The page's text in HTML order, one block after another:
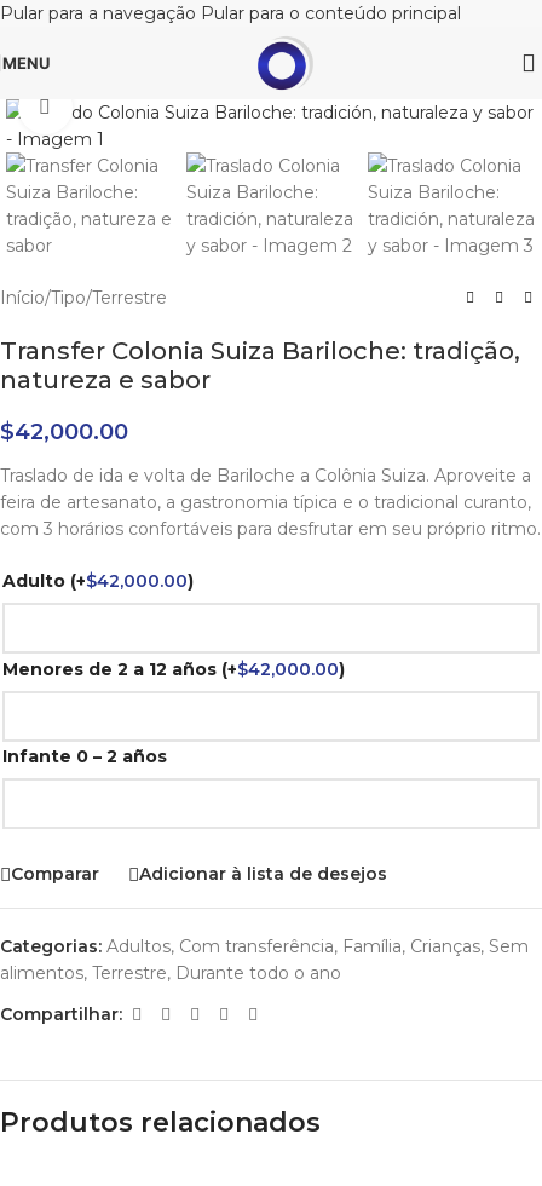
Pular para a navegação Pular para o conteúdo principal
MENU
Clique para ampliar
Início/Tipo/Terrestre
Transfer Colonia Suiza Bariloche: tradição,
natureza e sabor
$42,000.00
Traslado de ida e volta de Bariloche a Colônia Suiza. Aproveite a
feira de artesanato, a gastronomia típica e o tradicional curanto,
com 3 horários confortáveis para desfrutar em seu próprio ritmo.
Adulto (+$42,000.00)
Menores de 2 a 12 años (+$42,000.00)
Infante 0 – 2 años
Comparar Adicionar à lista de desejos
Categorias: Adultos, Com transferência, Família, Crianças, Sem
alimentos, Terrestre, Durante todo o ano
Compartilhar:
Produtos relacionados